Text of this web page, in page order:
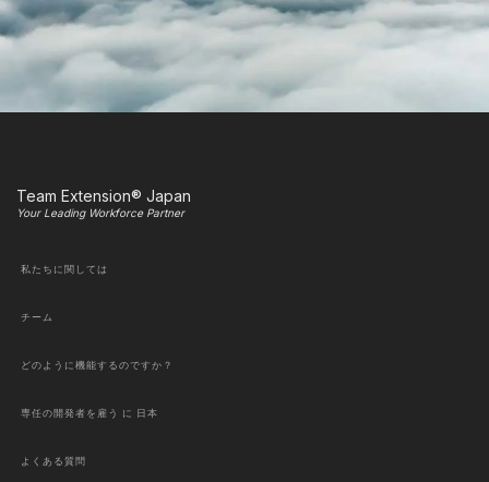
Team Extension® Japan
Your Leading Workforce Partner
私たちに関しては
チーム
どのように機能するのですか？
専任の開発者を雇う に 日本
よくある質問